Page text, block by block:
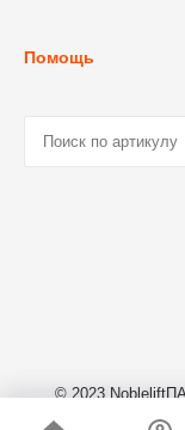
Помощь
© 2023
размещенные